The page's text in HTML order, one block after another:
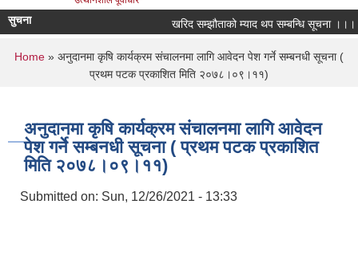
सुचना खरिद सम्झौताको म्याद थप सम्बन्धि सूचना ।।।
You are here
Home » अनुदानमा कृषि कार्यक्रम संचालनमा लागि आवेदन पेश गर्ने सम्बनधी सूचना (
प्रथम पटक प्रकाशित मिति २०७८।०९।११)
अनुदानमा कृषि कार्यक्रम संचालनमा लागि आवेदन
पेश गर्ने सम्बनधी सूचना ( प्रथम पटक प्रकाशित
मिति २०७८।०९।११)
Submitted on: Sun, 12/26/2021 - 13:33